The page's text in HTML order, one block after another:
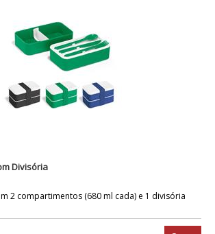
Divisória
2 compartimentos (680 ml cada) e 1 divisória